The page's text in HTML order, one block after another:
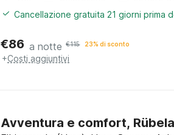
Cancellazione gratuita 21 giorni prima
€86 a notte €115 23% di sconto
+Costi aggiuntivi
Avventura e comfort,